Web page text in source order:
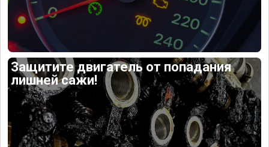
Защитите двигатель от попадания
лишней сажи!